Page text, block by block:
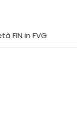
FIN in FVG